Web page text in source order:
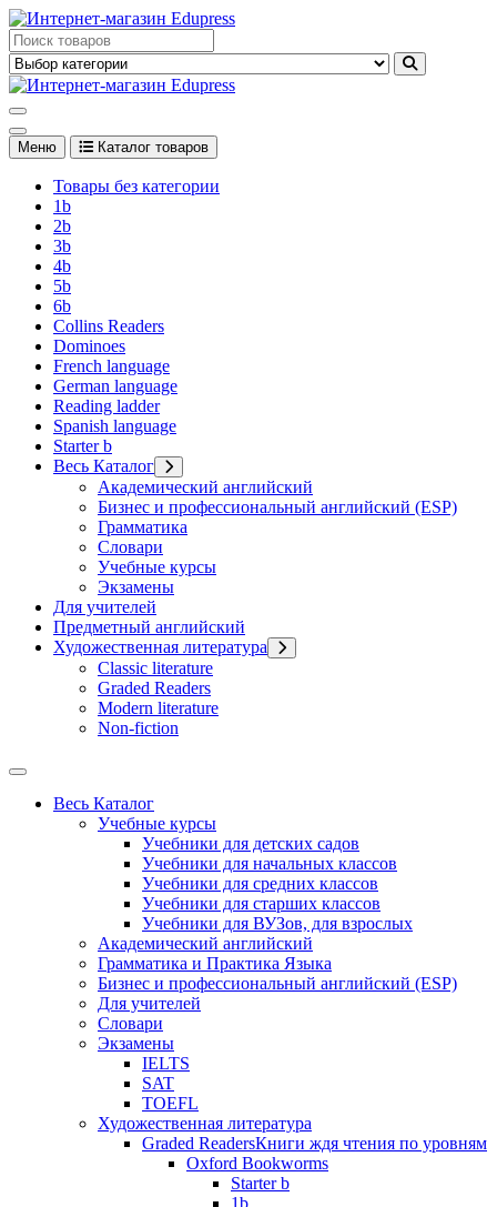
Перейти
к
содержимому
Edupress Uzbekistan, Edupress Узбекистан, книги, учебники на
английском языке
английском языке
Меню Каталог товаров
Товары без категории
1b
2b
3b
4b
5b
6b
Collins Readers
Dominoes
French language
German language
Reading ladder
Spanish language
Starter b
Весь Каталог
Академический английский
Бизнес и профессиональный английский (ESP)
Грамматика
Словари
Учебные курсы
Экзамены
Для учителей
Предметный английский
Художественная литература
Classic literature
Graded Readers
Modern literature
Non-fiction
Весь Каталог
Учебные курсы
Учебники для детских садов
Учебники для начальных классов
Учебники для средних классов
Учебники для старших классов
Учебники для ВУЗов, для взрослых
Академический английский
Грамматика и Практика Языка
Бизнес и профессиональный английский (ESP)
Для учителей
Словари
Экзамены
IELTS
SAT
TOEFL
Художественная литература
Graded ReadersКниги ждя чтения по уровням
Oxford Bookworms
Starter b
1b